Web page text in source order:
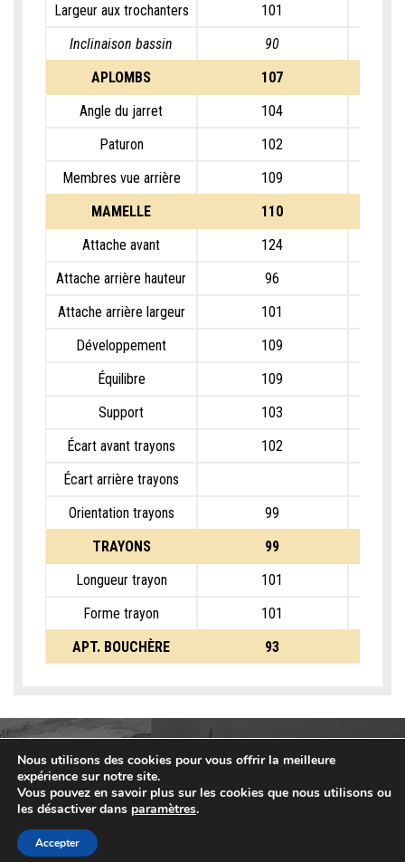
Largeur aux trochanters
101
Inclinaison bassin
90
APLOMBS
107
Angle du jarret
104
Paturon
102
Membres vue arrière
109
MAMELLE
110
Attache avant
124
Attache arrière hauteur
96
Attache arrière largeur
101
Développement
109
Équilibre
109
Support
103
Écart avant trayons
102
Écart arrière trayons
Orientation trayons
99
TRAYONS
99
Longueur trayon
101
Forme trayon
101
APT. BOUCHÈRE
93
Nous utilisons des cookies pour vous offrir la meilleure
expérience sur notre site.
Vous pouvez en savoir plus sur les cookies que nous utilisons ou
les désactiver dans paramètres.
Accepter